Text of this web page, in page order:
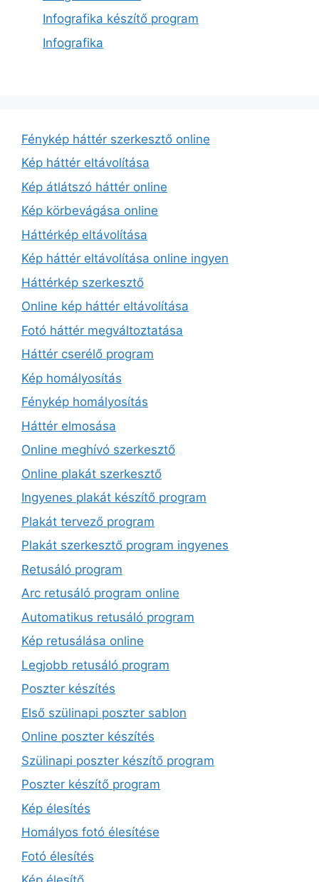
Infografika készítő program
Infografika
Fénykép háttér szerkesztő online
Kép háttér eltávolítása
Kép átlátszó háttér online
Kép körbevágása online
Háttérkép eltávolítása
Kép háttér eltávolítása online ingyen
Háttérkép szerkesztő
Online kép háttér eltávolítása
Fotó háttér megváltoztatása
Háttér cserélő program
Kép homályosítás
Fénykép homályosítás
Háttér elmosása
Online meghívó szerkesztő
Online plakát szerkesztő
Ingyenes plakát készítő program
Plakát tervező program
Plakát szerkesztő program ingyenes
Retusáló program
Arc retusáló program online
Automatikus retusáló program
Kép retusálása online
Legjobb retusáló program
Poszter készítés
Első szülinapi poszter sablon
Online poszter készítés
Szülinapi poszter készítő program
Poszter készítő program
Kép élesítés
Homályos fotó élesítése
Fotó élesítés